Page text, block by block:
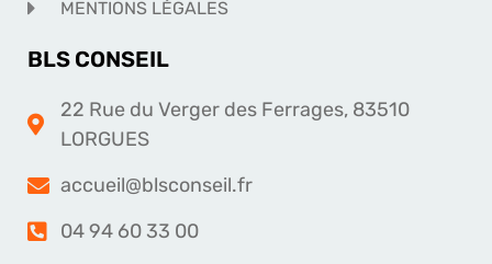
MENTIONS LÉGALES
BLS CONSEIL
22 Rue du Verger des Ferrages, 83510
LORGUES
accueil@blsconseil.fr
04 94 60 33 00